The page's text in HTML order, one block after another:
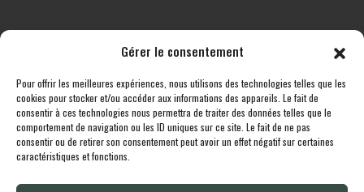
Gérer le consentement
Pour offrir les meilleures expériences, nous utilisons des technologies telles que les
cookies pour stocker et/ou accéder aux informations des appareils. Le fait de
consentir à ces technologies nous permettra de traiter des données telles que le
comportement de navigation ou les ID uniques sur ce site. Le fait de ne pas
consentir ou de retirer son consentement peut avoir un effet négatif sur certaines
caractéristiques et fonctions.
Toutes les destinations Boutique Le cheptel Contact
Lodgingcarppropulsé fièrement par Une créationWhornat.com | Mentions
Légales | Politique de confidentialité